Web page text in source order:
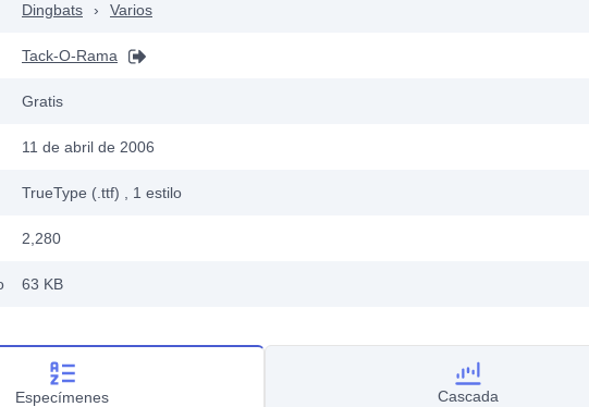
Dingbats › Varios
Tack-O-Rama
Gratis
11 de abril de 2006
TrueType (.ttf) , 1 estilo
2,280
63 KB
Especímenes Cascada